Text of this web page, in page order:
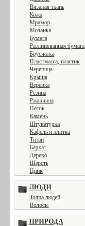
Вязаная ткань
Кожа
Мрамор
Мозаика
Бумага
Разлинованная бумага
Брусчатка
Пластмасса, пластик
Черепица
Крыша
Веревка
Резина
Ржавчина
Песок
Камень
Штукатурка
Кафель и плитка
Титан
Бархат
Дерево
Шерсть
Цинк
ЛЮДИ
Толпа людей
Волосы
ПРИРОДА